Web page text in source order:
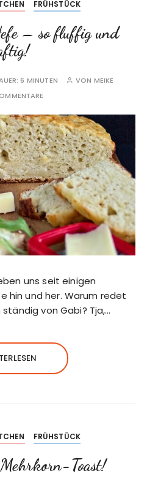
FRÜHSTÜCK
– so fluffig und
6 MINUTEN VON MEIKE
uns seit einigen
hin und her. Warum redet
von Gabi? Tja,…
FRÜHSTÜCK
Toast!